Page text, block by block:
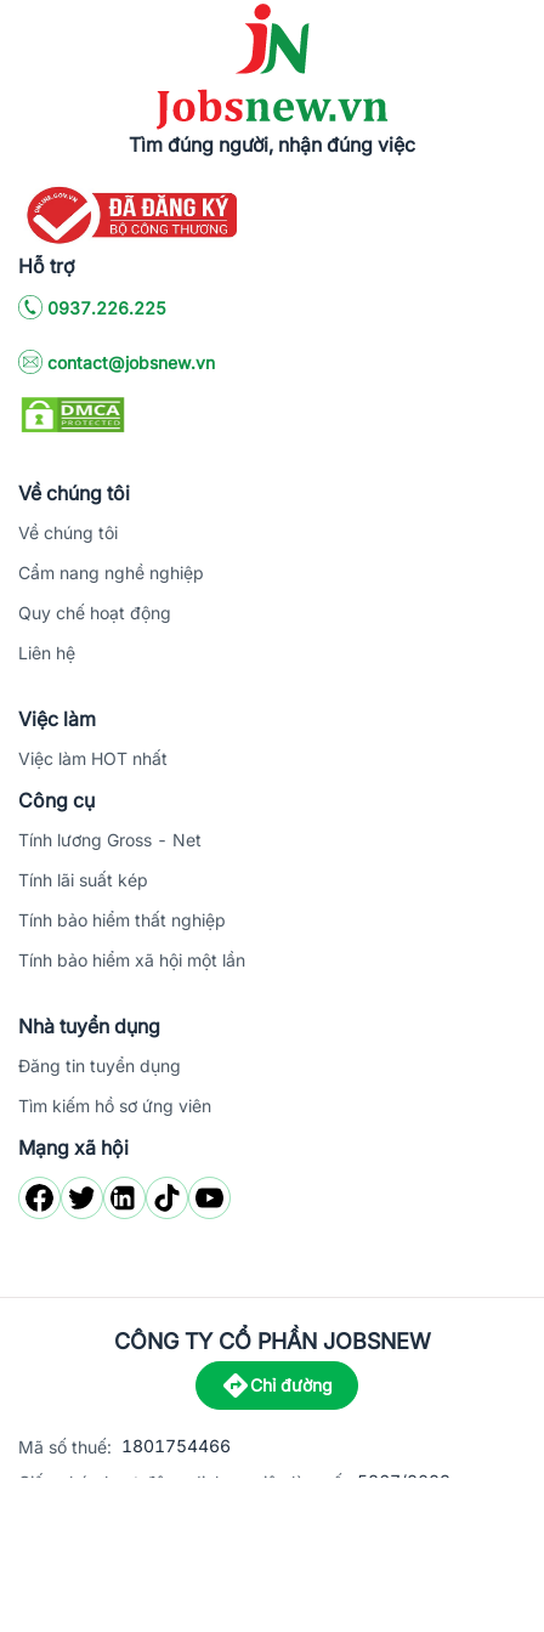
Tìm đúng người, nhận đúng việc
Hỗ trợ
0937.226.225
contact@jobsnew.vn
Về chúng tôi
Về chúng tôi
Cẩm nang nghề nghiệp
Quy chế hoạt động
Liên hệ
Việc làm
Việc làm HOT nhất
Công cụ
Tính lương Gross - Net
Tính lãi suất kép
Tính bảo hiểm thất nghiệp
Tính bảo hiểm xã hội một lần
Nhà tuyển dụng
Đăng tin tuyển dụng
Tìm kiếm hồ sơ ứng viên
Mạng xã hội
CÔNG TY CỔ PHẦN JOBSNEW
Chỉ đường
Mã số thuế: 1801754466
Giấy phép hoạt động dịch vụ việc làm số:
5867/2023